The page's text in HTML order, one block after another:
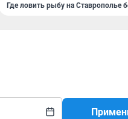
Где ловить рыбу на Ставрополье